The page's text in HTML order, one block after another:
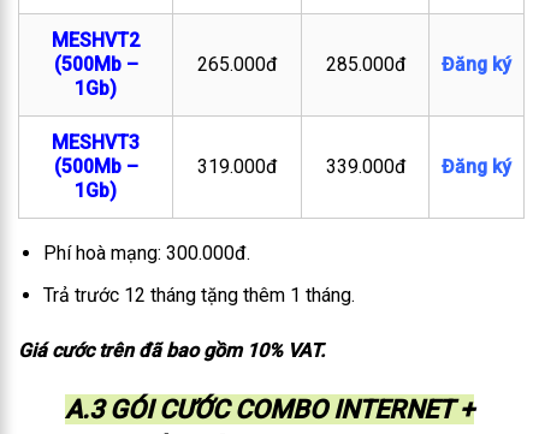
MESHVT2
(500Mb –
1Gb)
265.000đ 285.000đ Đăng ký
MESHVT3
(500Mb –
1Gb)
319.000đ 339.000đ Đăng ký
Phí hoà mạng: 300.000đ.
Trả trước 12 tháng tặng thêm 1 tháng.
Giá cước trên đã bao gồm 10% VAT.
A.3 GÓI CƯỚC COMBO INTERNET +